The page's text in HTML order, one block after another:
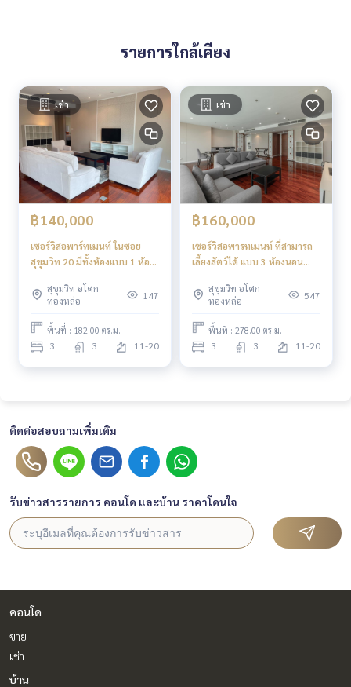
รายการใกล้เคียง
เช่า
฿140,000
เซอร์วิสอพาร์ทเมนท์ ในซอย
สุขุมวิท 20 มีทั้งห้องแบบ 1 ห้อง
สุขุมวิท อโศก
ทองหล่อ
147
พื้นที่ : 182.00 ตร.ม.
3 3 11-20
เช่า
฿160,000
เซอร์วิสอพารทเมนท์ ที่สามารถ
เลี้ยงสัตว์ได้ แบบ 3 ห้องนอน
อโศกสุขุมวิท อโศก
ทองหล่อ
547
พื้นที่ : 278.00 ตร.ม.
3 3 11-20
ติดต่อสอบถามเพิ่มเติม
รับข่าวสารรายการ คอนโด และบ้าน ราคาโดนใจ
คอนโด
ขาย
เช่า
บ้าน